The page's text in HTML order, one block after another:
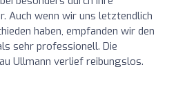
Auch wenn wir uns letztendlich
haben, empfanden wir den
sehr professionell. Die
Ullmann verlief reibungslos.